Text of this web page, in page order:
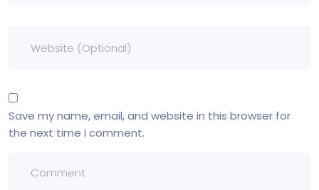
Save my name, email, and website in this browser for
the next time I comment.